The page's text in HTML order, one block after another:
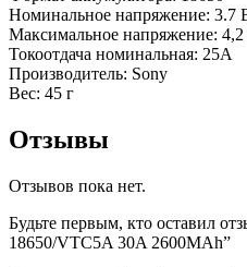
Номинальное напряжение: 3.7
Максимальное напряжение:
Токоотдача номинальная: 25А
Производитель: Sony
Вес: 45 г
Отзывы
Отзывов пока нет.
Будьте первым, кто оставил
18650/VTC5A 30A 2600MAh”